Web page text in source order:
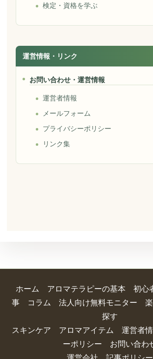
検定・資格を学ぶ
運営情報・リンク
お問い合わせ・運営情報
運営者情報
メールフォーム
プライバシーポリシー
リンク集
ホーム アロマテラピーの基本 初心
事
コラム 法人向け無料モニター
探す
スキンケア
アロマアイテム 運営者
ーポリシー
お問い合わ